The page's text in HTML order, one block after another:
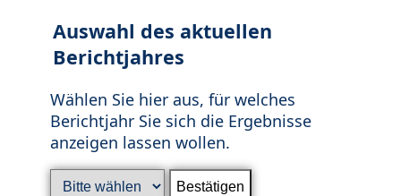
Auswahl des aktuellen
Berichtjahres
Wählen Sie hier aus, für welches
Berichtjahr Sie sich die Ergebnisse
anzeigen lassen wollen.